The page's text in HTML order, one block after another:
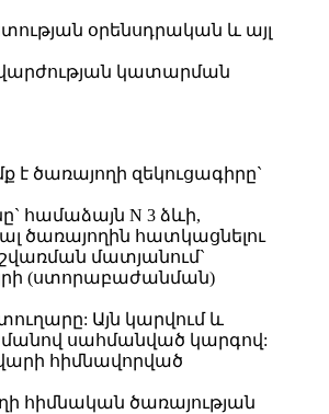
օրենսդրական և այլ
կատարման
է ծառայողի զեկուցագիրը`
համաձայն N 3 ձևի,
ծառայողին հատկացնելու
մատյանում`
(ստորաբաժանման)
Այն կարվում և
սահմանված կարգով:
հիմնավորված
հիմնական ծառայության